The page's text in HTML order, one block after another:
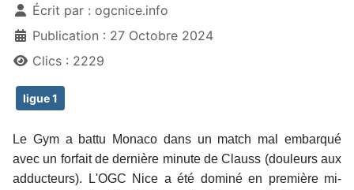
Écrit par : ogcnice.info
Publication : 27 Octobre 2024
Clics : 2229
ligue 1
Le Gym a battu Monaco dans un match mal embarqué
avec un forfait de dernière minute de Clauss (douleurs aux
adducteurs). L'OGC Nice a été dominé en première mi-